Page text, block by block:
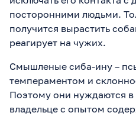
посторонними людьми.
получится вырастить
реагирует на чужих.
Смышленые сиба-ину –
темпераментом и
Поэтому они нуждаются в
владельце с опытом